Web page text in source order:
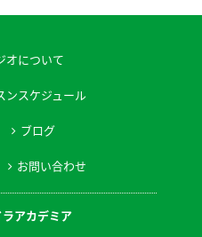
オについて
ンスケジュール
ブログ
お問い合わせ
アカデミア